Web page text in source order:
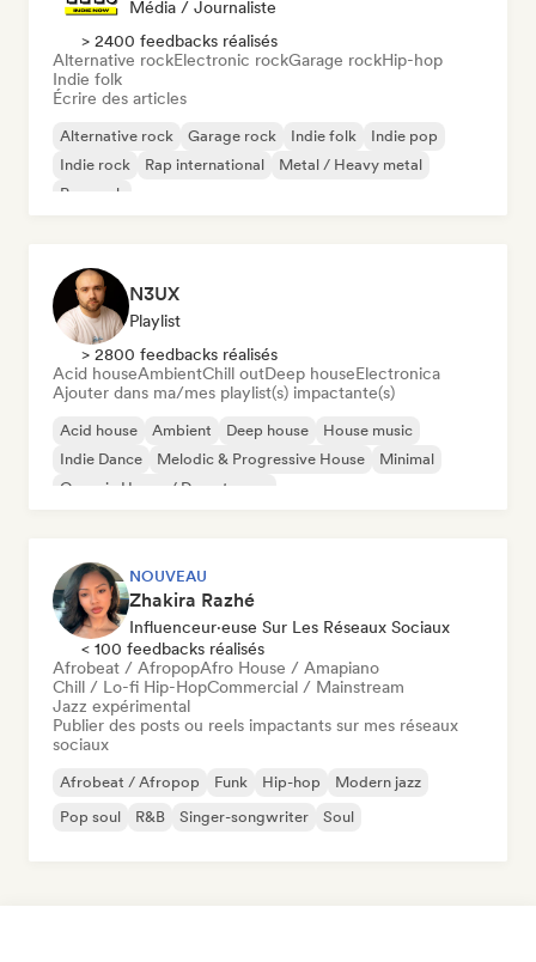
Média / Journaliste
> 2400 feedbacks réalisés
Alternative rockElectronic rockGarage rockHip-hop
Indie folk
Écrire des articles
Alternative rock Garage rock Indie folk
Indie pop
Indie rock
Rap international
Metal / Heavy metal
Pop rock
N3UX
Playlist
> 2800 feedbacks réalisés
Acid houseAmbientChill outDeep houseElectronica
Ajouter dans ma/mes playlist(s) impactante(s)
Acid house Ambient Deep house
House music
Indie Dance
Melodic & Progressive House
Minimal
Organic House / Downtempo
NOUVEAU
Zhakira Razhé
Influenceur·euse Sur Les Réseaux Sociaux
< 100 feedbacks réalisés
Afrobeat / AfropopAfro House / Amapiano
Chill / Lo-fi Hip-HopCommercial / Mainstream
Jazz expérimental
Publier des posts ou reels impactants sur mes réseaux
sociaux
Afrobeat / Afropop Funk Hip-hop
Modern jazz
Pop soul
R&B Singer-songwriter Soul